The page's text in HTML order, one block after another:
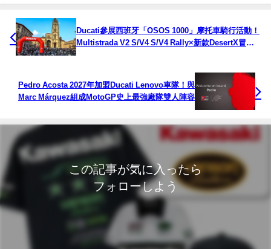
Ducati參展西班牙「OSOS 1000」摩托車騎行活動！
Multistrada V2 S/V4 S/V4 Rally×新款DesertX冒險
Pedro Acosta 2027年加盟Ducati Lenovo車隊！與
Marc Márquez組成MotoGP史上最強廠隊雙人陣容
この記事が気に入ったら
フォローしよう